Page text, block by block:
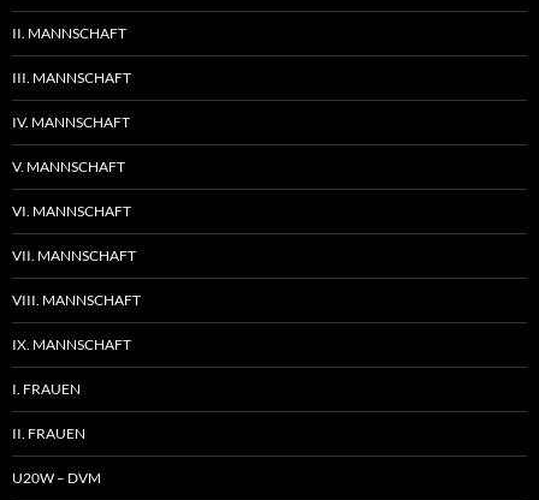
II. MANNSCHAFT
III. MANNSCHAFT
IV. MANNSCHAFT
V. MANNSCHAFT
VI. MANNSCHAFT
VII. MANNSCHAFT
VIII. MANNSCHAFT
IX. MANNSCHAFT
I. FRAUEN
II. FRAUEN
U20W – DVM